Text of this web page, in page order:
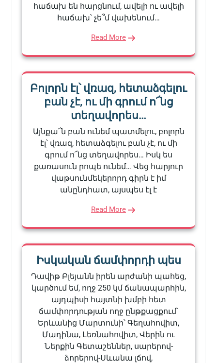
հաճախ են հարցնում, ավելի ու ավելի
հաճախ՝ չե՞մ վախենում…
Read More
Բոլորն էլ՝ վռազ, հետաձգելու
բան չէ, ու մի գրում ո՜նց
տեղավորես…
Այնքա՜ն բան ունեմ պատմելու, բոլորն
էլ՝ վռազ, հետաձգելու բան չէ, ու մի
գրում ո՜նց տեղավորես… Իսկ ես
քառասուն րոպե ունեմ… Վեց հարյուր
վաթսունմեկերորդ գիրն է իմ
անընդհատ, այսպես էլ է
Read More
Իսկական ճամփորդի պես
Դավիթ Բլեյանն իրեն արժանի պահեց,
կարծում եմ, ողջ 250 կմ ճանապարհին,
այդպիսի հայտնի խմբի հետ
ճամփորդության ողջ ընթքացքում՝
Երևանից Մարտունի՝ Գեղահովիտ,
Մադինա, Լեռնահովիտ, Վերին ու
Ներքին Գետաշեններ, սարերով-
ձորերով-Սևանա լճով,